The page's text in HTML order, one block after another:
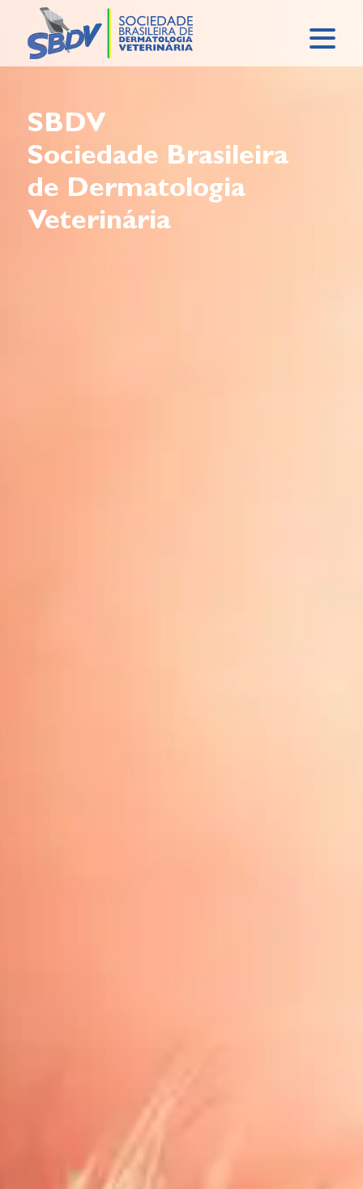
SBDV
Sociedade Brasileira
de Dermatologia
Veterinária